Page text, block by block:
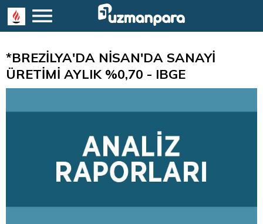
*BREZİLYA'DA NİSAN'DA SANAYİ
ÜRETİMİ AYLIK %0,70 - IBGE